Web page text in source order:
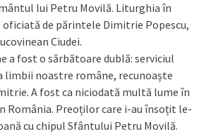
lui Petru Movilă. Liturghia în
de părintele Dimitrie Popescu,
Ciudei.
a fost o sărbătoare dublă: serviciul
limbii noastre române, recunoaște
A fost ca niciodată multă lume în
România. Preoților care i-au însoțit le-
cu chipul Sfântului Petru Movilă.